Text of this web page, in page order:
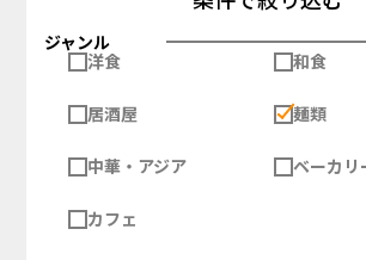
ジャンル
洋食
和食
居酒屋 麺類
中華・アジア ベーカリ
カフェ